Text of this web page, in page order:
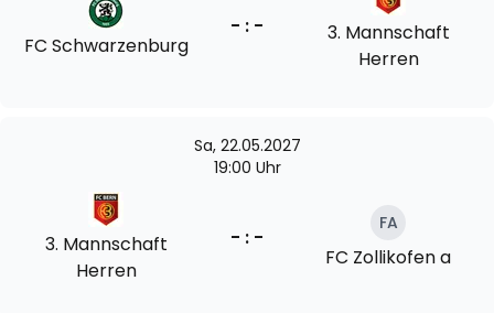
FC Schwarzenburg
- : -
3. Mannschaft
Herren
Sa, 22.05.2027
19:00 Uhr
3. Mannschaft
Herren
- : -
FA
FC Zollikofen a